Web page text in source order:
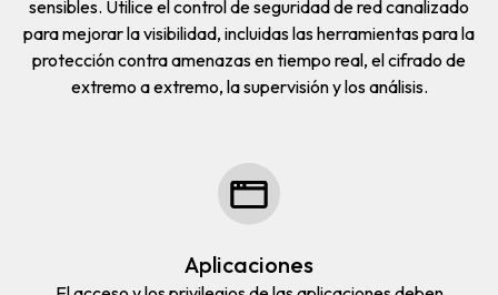
sensibles. Utilice el control de seguridad de red canalizado
para mejorar la visibilidad, incluidas las herramientas para la
protección contra amenazas en tiempo real, elcifrado de
extremo a extremo, la supervisión y los análisis.
Aplicaciones